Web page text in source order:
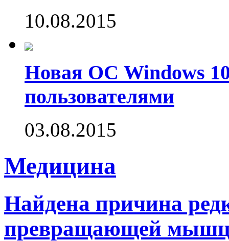
10.08.2015
Новая ОС Windows
пользователями
03.08.2015
Медицина
Найдена причина
превращающей